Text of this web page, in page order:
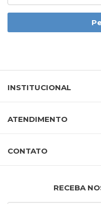
INSTITUCIONAL
ATENDIMENTO
CONTATO
RECEBA